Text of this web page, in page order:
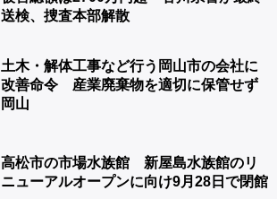
送検、捜査本部解散
土木・解体工事など行う岡山市の会社に
改善命令 産業廃棄物を適切に保管せず
岡山
高松市の市場水族館 新屋島水族館のリ
ニューアルオープンに向け9月28日で閉館